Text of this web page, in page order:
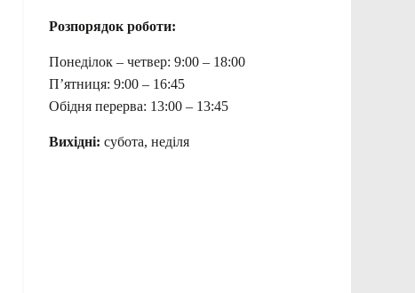
Розпорядок роботи:
Понеділок – четвер: 9:00 – 18:00
П’ятниця: 9:00 – 16:45
Обідня перерва: 13:00 – 13:45
Вихідні: субота, неділя